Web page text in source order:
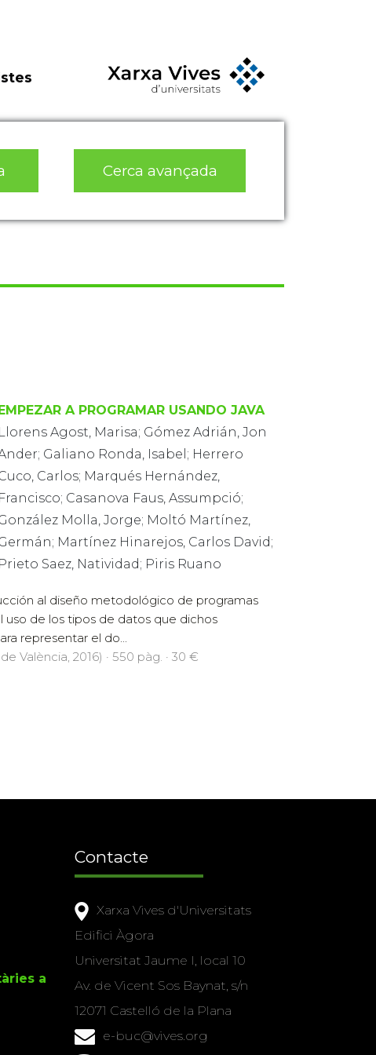
Cerca avançada
A PROGRAMAR USANDO JAVA
Llorens Agost, Marisa; Gómez Adrián, Jon
Galiano Ronda, Isabel; Herrero
Carlos; Marqués Hernández,
Francisco; Casanova Faus, Assumpció;
Molla, Jorge; Moltó Martínez,
Martínez Hinarejos, Carlos David;
Prieto Saez, Natividad; Piris Ruano
al diseño metodológico de programas
uso de los tipos de datos que dichos
representar el do...
València, 2016) · 550 pàg. · 30 €
a
Contacte
Xarxa Vives d'Universitats
Edifici Àgora
Universitat Jaume I, local 10
Av. de Vicent Sos Baynat, s/n
12071 Castelló de la Plana
e-buc@vives.org